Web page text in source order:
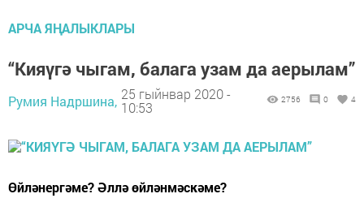
АРЧА ЯҢАЛЫКЛАРЫ
“Кияүгә чыгам, балага узам да аерылам”
Румия Надршина, 25 гыйнвар 2020 -
10:53
2756 0 4
Өйләнергәме? Әллә өйләнмәскәме?